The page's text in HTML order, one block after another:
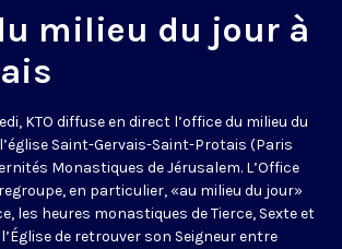
milieu du jour à
KTO diffuse en direct l’office du milieu du
Saint-Gervais-Saint-Protais (Paris
Monastiques de Jérusalem. L’Office
en particulier, «au milieu du jour»
les heures monastiques de Tierce, Sexte et
de retrouver son Seigneur entre